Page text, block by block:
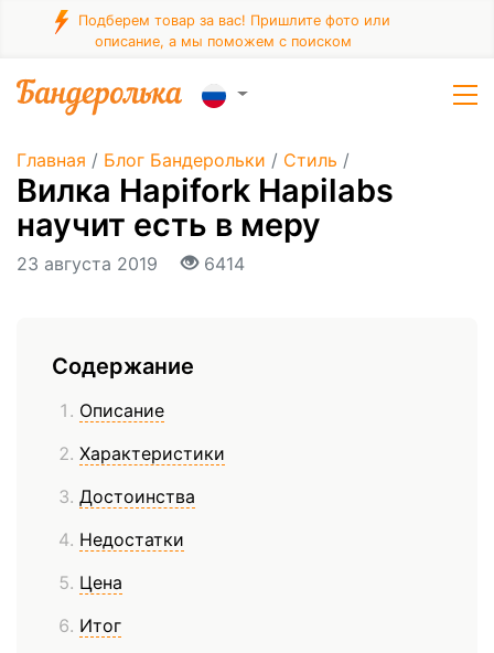
Подберем товар за вас! Пришлите фото или
описание, а мы поможем с поиском
Главная / Блог Бандерольки / Стиль /
Вилка Hapifork Hapilabs
научит есть в меру
23 августа 2019 6414
Содержание
Описание
Характеристики
Достоинства
Недостатки
Цена
Итог